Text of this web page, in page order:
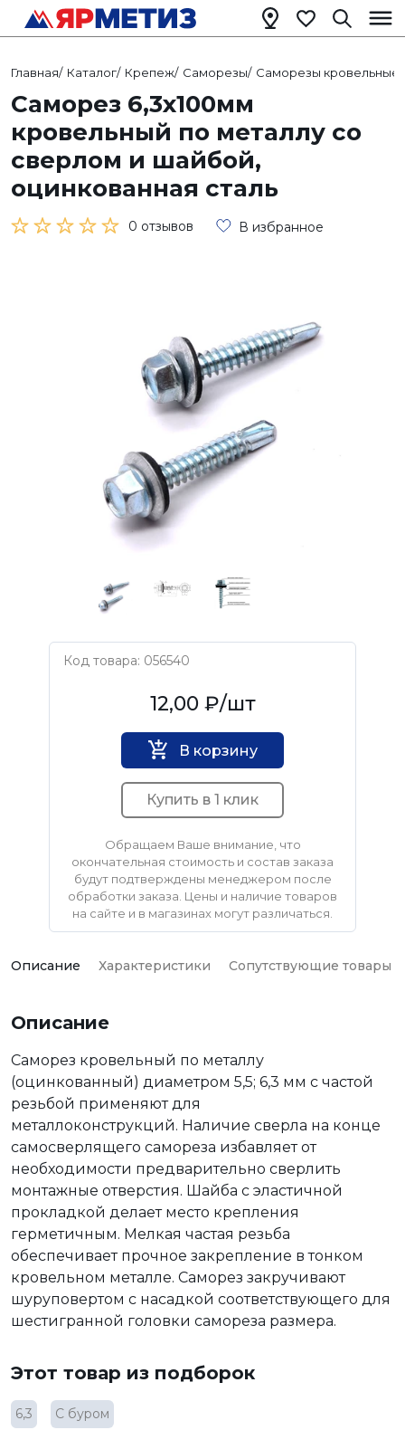
Главная/ Каталог/ Крепеж/ Саморезы/ Саморезы кровельные
Саморез 6,3х100мм
кровельный по металлу со
сверлом и шайбой,
оцинкованная сталь
0 отзывов В избранное
Код товара: 056540
Нет бренда12,00 ₽/шт
В корзину
Купить в 1 клик
Обращаем Ваше внимание, что
окончательная стоимость и состав заказа
будут подтверждены менеджером после
обработки заказа. Цены и наличие товаров
на сайте и в магазинах могут различаться.
Описание Характеристики Сопутствующие товары
Описание
Саморез кровельный по металлу
(оцинкованный) диаметром 5,5; 6,3 мм с частой
резьбой применяют для
металлоконструкций. Наличие сверла на конце
самосверлящего самореза избавляет от
необходимости предварительно сверлить
монтажные отверстия. Шайба с эластичной
прокладкой делает место крепления
герметичным. Мелкая частая резьба
обеспечивает прочное закрепление в тонком
кровельном металле. Саморез закручивают
шуруповертом с насадкой соответствующего для
шестигранной головки самореза размера.
Этот товар из подборок
6,3 С буром